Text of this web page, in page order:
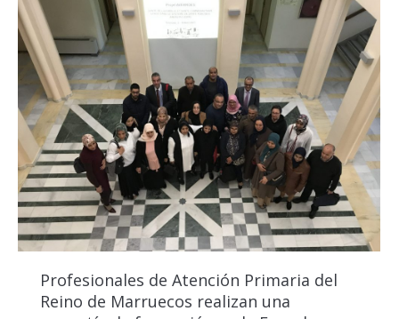
Profesionales de Atención Primaria del
Reino de Marruecos realizan una